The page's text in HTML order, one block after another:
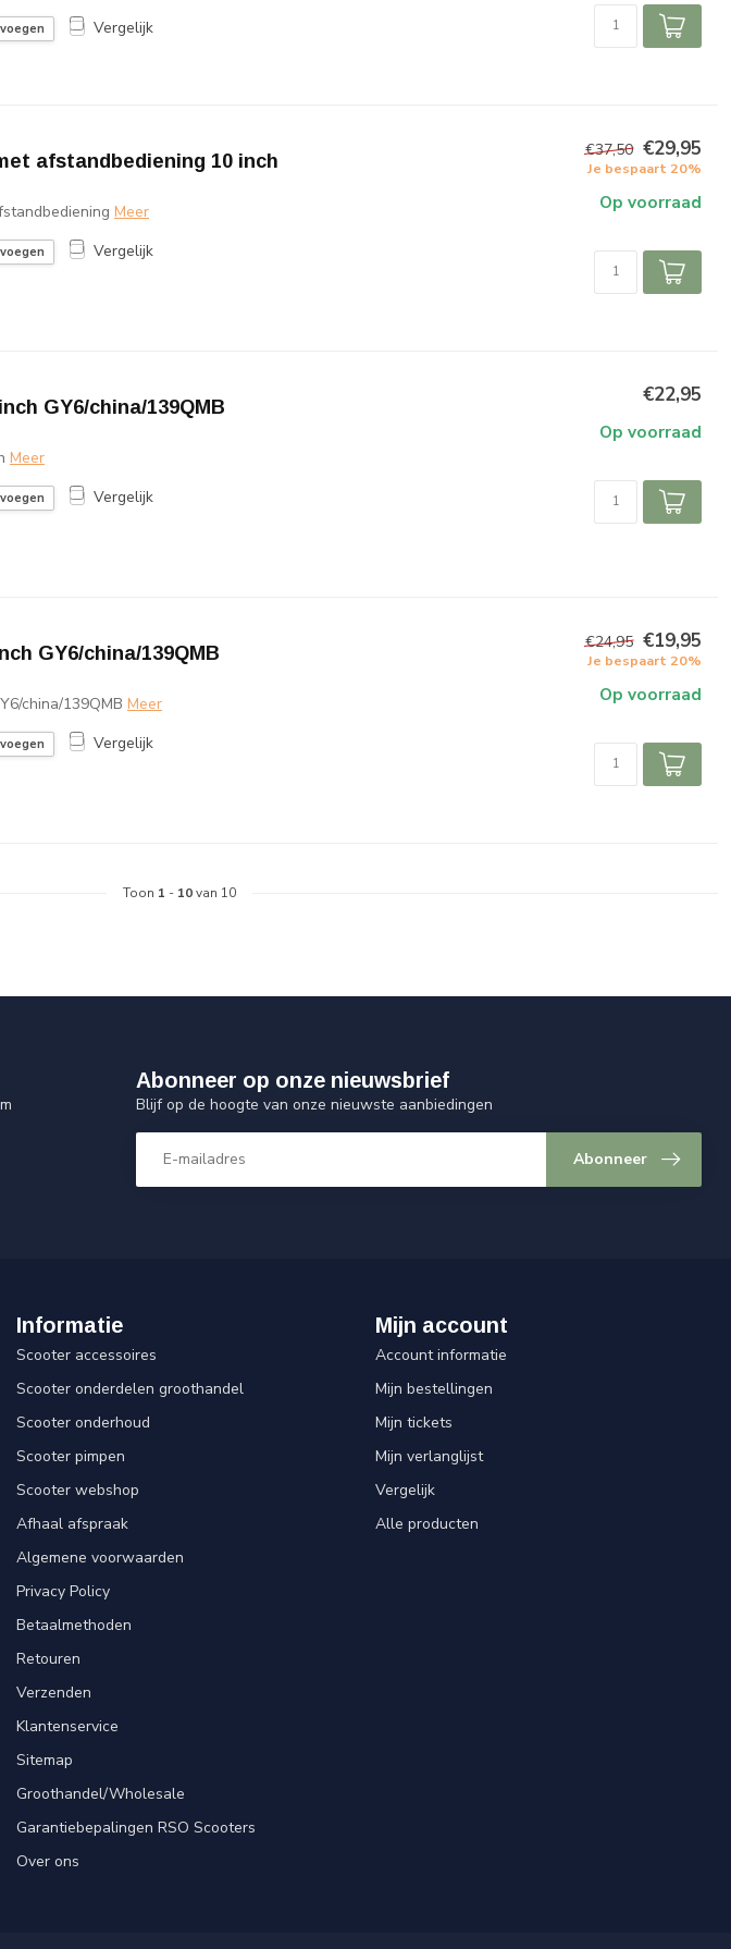
Vergelijk
afstandbediening 10 inch
Meer
Vergelijk
€37,50 €29,95
Je bespaart 20%
Op voorraad
GY6/china/139QMB
Meer
Vergelijk
€22,95
Op voorraad
GY6/china/139QMB
china/139QMB Meer
Vergelijk
€24,95 €19,95
Je bespaart 20%
Op voorraad
Toon 1 - 10van 10
Abonneer op onze nieuwsbrief
Blijf op de hoogte van onze nieuwste aanbiedingen
Abonneer
Informatie
Scooter accessoires
Scooter onderdelen groothandel
Scooter onderhoud
Scooter pimpen
Scooter webshop
Afhaal afspraak
Algemene voorwaarden
Privacy Policy
Betaalmethoden
Retouren
Verzenden
Klantenservice
Sitemap
Groothandel/Wholesale
Garantiebepalingen RSO Scooters
Over ons
Mijn account
Account informatie
Mijn bestellingen
Mijn tickets
Mijn verlanglijst
Vergelijk
Alle producten